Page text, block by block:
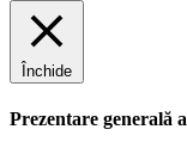
Închide
Prezentare generală